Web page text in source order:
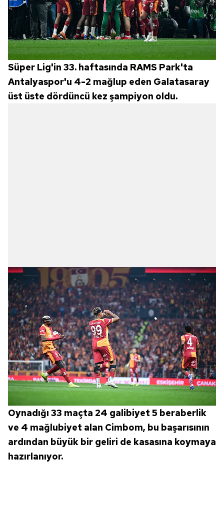
Süper Lig'in 33. haftasında RAMS Park'ta
Antalyaspor'u 4-2 mağlup eden Galatasaray
üst üste dördüncü kez şampiyon oldu.
Oynadığı 33 maçta 24 galibiyet 5 beraberlik
ve 4 mağlubiyet alan Cimbom, bu başarısının
ardından büyük bir geliri de kasasına koymaya
hazırlanıyor.